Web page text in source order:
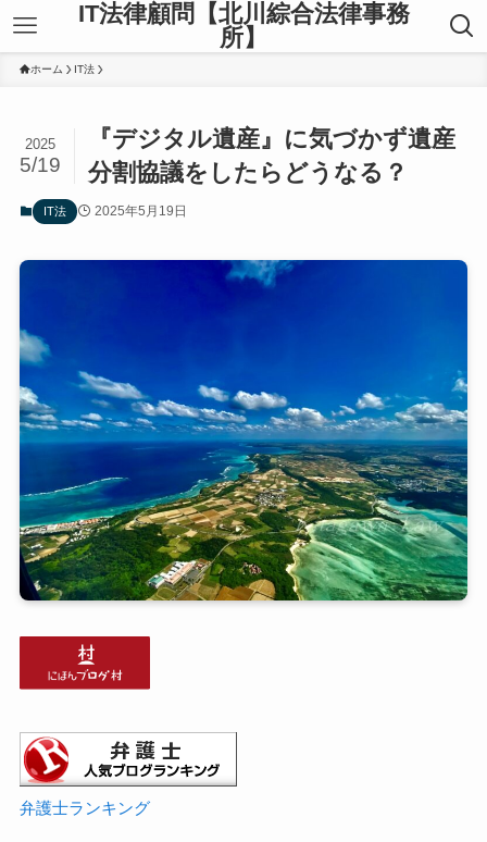
IT法律顧問【北川綜合法律事務
所】
ホーム IT法
『デジタル遺産』に気づかず遺産
分割協議をしたらどうなる？
2025
5/19
IT法 2025年5月19日
弁護士ランキング